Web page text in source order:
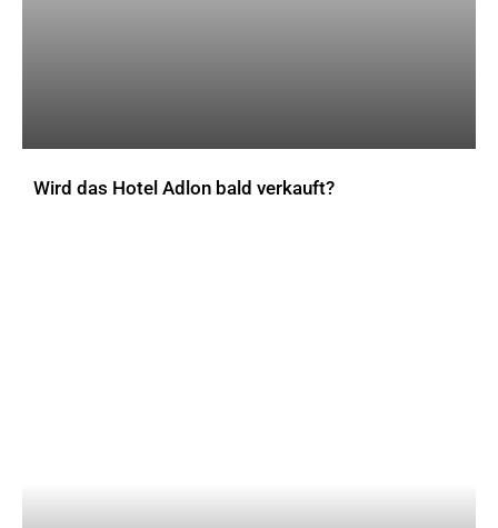
Wird das Hotel Adlon bald verkauft?